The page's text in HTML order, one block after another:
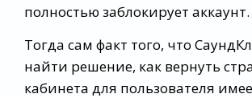
полностью заблокирует аккаунт.
Тогда сам факт того, что
найти решение, как вернуть
кабинета для пользователя